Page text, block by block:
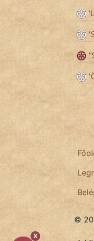
X
KÖZMONDÁS
Népszerű szerzőink:
©